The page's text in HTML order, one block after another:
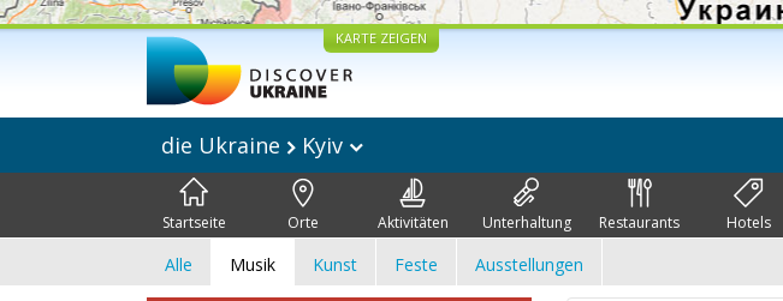
KARTE ZEIGEN
die Ukraine Kyiv
Startseite Orte Aktivitäten Unterhaltung Restaurants Hotels
Alle Musik Kunst Feste Ausstellungen